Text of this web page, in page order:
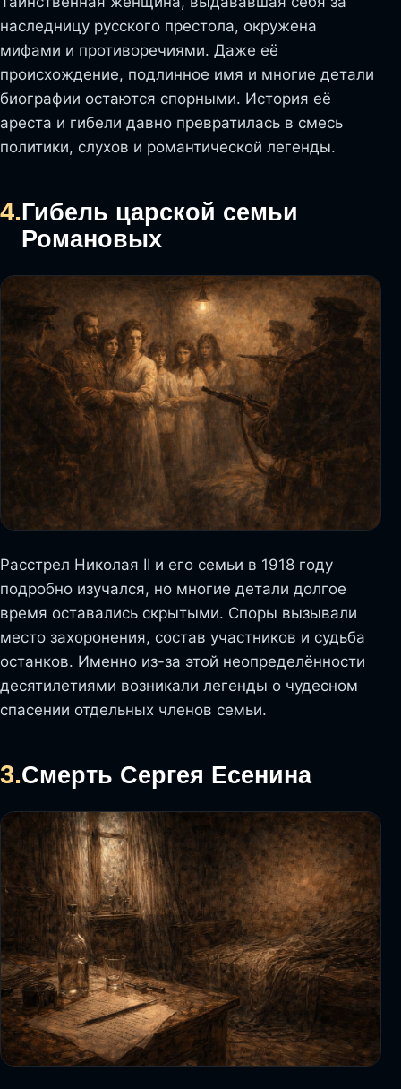
наследницу русского престола, окружена
мифами и противоречиями. Даже её
происхождение, подлинное имя и многие детали
биографии остаются спорными. История её
ареста и гибели давно превратилась в смесь
политики, слухов и романтической легенды.
4.Гибель царской семьи
Романовых
Расстрел Николая II и его семьи в 1918 году
подробно изучался, но многие детали долгое
время оставались скрытыми. Споры вызывали
место захоронения, состав участников и судьба
останков. Именно из-за этой неопределённости
десятилетиями возникали легенды о чудесном
спасении отдельных членов семьи.
3.Смерть Сергея Есенина